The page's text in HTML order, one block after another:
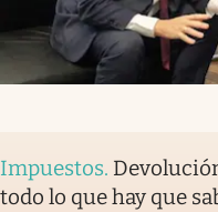
Impuestos.
todo lo que hay que